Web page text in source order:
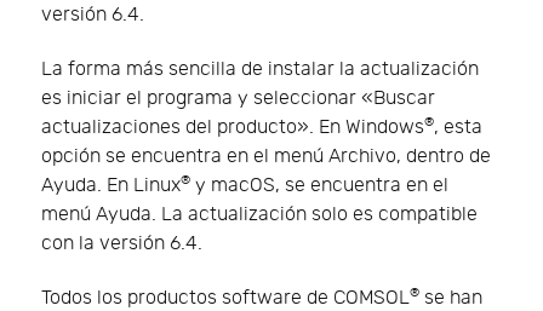
versión 6.4.
La forma más sencilla de instalar la actualización
es iniciar el programa y seleccionar «Buscar
actualizaciones del producto». En Windows®, esta
opción se encuentra en el menú Archivo, dentro de
Ayuda. En Linux® y macOS, se encuentra en el
menú Ayuda. La actualización solo es compatible
con la versión 6.4.
Todos los productos software de COMSOL® se han